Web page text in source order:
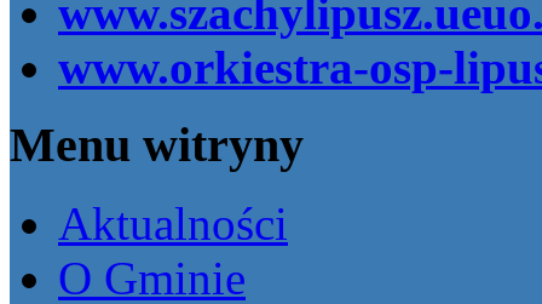
www.orkiestra-osp-
Menu witryny
Aktualności
O Gminie